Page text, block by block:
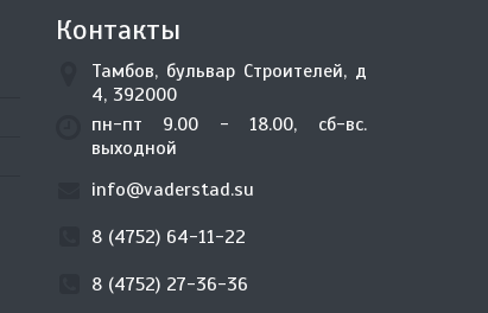
Контакты
Тамбов, бульвар Строителей, д
4, 392000
пн-пт 9.00 - 18.00, сб-вс.
выходной
info@vaderstad.su
8 (4752) 64-11-22
8 (4752) 27-36-36